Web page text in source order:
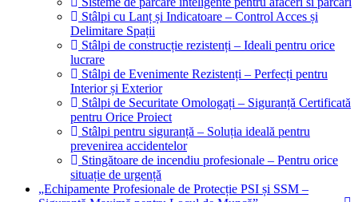
Stâlpi cu Lanț și Indicatoare – Control Acces și
Delimitare Spații
Stâlpi de construcție rezistenți – Ideali pentru orice
lucrare
Stâlpi de Evenimente Rezistenți – Perfecți pentru
Interior și Exterior
Stâlpi de Securitate Omologați – Siguranță Certificată
pentru Orice Proiect
Stâlpi pentru siguranță – Soluția ideală pentru
prevenirea accidentelor
Stingătoare de incendiu profesionale – Pentru orice
situație de urgență
„Echipamente Profesionale de Protecție PSI și SSM –